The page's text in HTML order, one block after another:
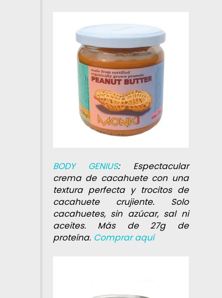
BODY GENIUS: Espectacular
crema de cacahuete con una
textura perfecta y trocitos de
cacahuete crujiente. Solo
cacahuetes, sin azúcar, sal ni
aceites. Más de 27g de
proteína. Comprar aquí